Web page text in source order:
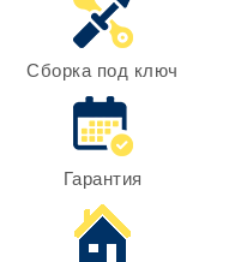
Сборка под ключ
Гарантия